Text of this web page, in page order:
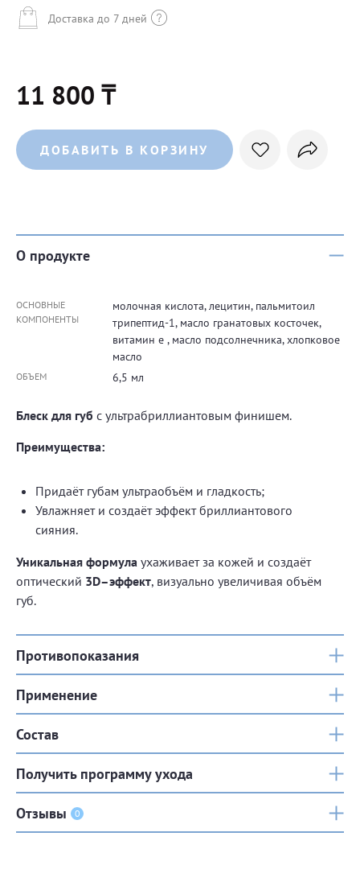
Доставка до 7 дней
11 800 ₸
ДОБАВИТЬ В КОРЗИНУ
О продукте
ОСНОВНЫЕ
КОМПОНЕНТЫ
молочная кислота, лецитин, пальмитоил
трипептид-1, масло гранатовых косточек,
витамин e , масло подсолнечника, хлопковое
масло
ОБЪЕМ 6,5 мл
Блеск для губ с ультрабриллиантовым финишем.
Преимущества:
Придаёт губам ультраобъём и гладкость;
Увлажняет и создаёт эффект бриллиантового
сияния.
Уникальная формула ухаживает за кожей и создаёт
оптический 3D–эффект, визуально увеличивая объём
губ.
Противопоказания
Применение
Состав
Получить программу ухода
Отзывы 0